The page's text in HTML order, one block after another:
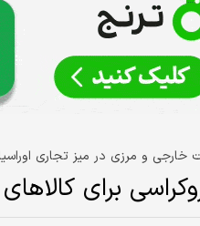
و مرزی در میز تجاری
برای